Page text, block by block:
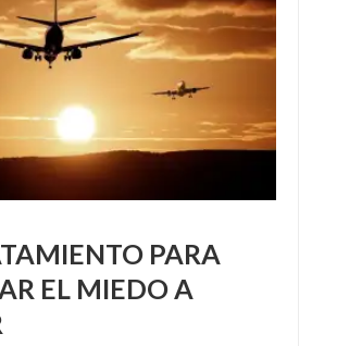
PARA
EL MIEDO A